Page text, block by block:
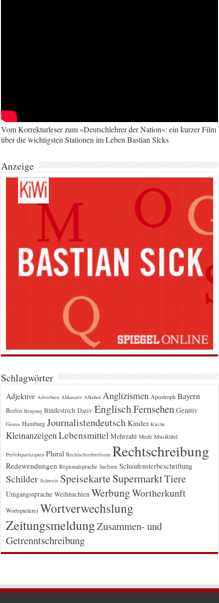
Vom Korrekturleser zum »Deutschlehrer der Nation«: ein kurzer Film
über die wichtigsten Stationen im Leben Bastian Sicks
Anzeige
Schlagwörter
Adjektive Adverbien Akkusativ Alkohol Anglizismen Apostroph Bayern
Berlin Beugung Bindestrich Dativ EnglischFernsehen Genitiv
Genus Hamburg Journalistendeutsch Kinder Kirche
Kleinanzeigen Lebensmittel Mehrzahl Mode Musiktitel
Perfektpartizipien Plural Rechtschreibreform Rechtschreibung
Redewendungen Regionalsprache Sachsen Schaufensterbeschriftung
Schilder Schweiz Speisekarte SupermarktTiere
Umgangssprache Weihnachten WerbungWortherkunft
Wortspielerei Wortverwechslung
ZeitungsmeldungZusammen- und
Getrenntschreibung